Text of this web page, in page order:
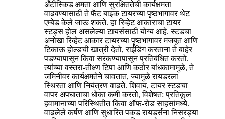
अँटीस्किड क्षमता आणि सुरक्षिततेची कार्यक्षमता
वाढवण्यासाठी ते फॅट बाइक टायरच्या पृष्ठभागावर थेट
एम्बेड केले जाऊ शकते. हा रिव्हेट आकाराचा टायर
स्टड्स होल असलेल्या टायर्ससाठी योग्य आहे. स्टडचा
अनोखा रिव्हेट आकार टायरच्या पृष्ठभागावर मजबूत आणि
टिकाऊ होल्डची खात्री देतो, राईडिंग करताना ते बाहेर
पडण्यापासून किंवा सरकण्यापासून प्रतिबंधित करतो.
त्यांच्या वस्तरा-तीक्ष्ण टिपा आणि कठोर बांधकामामुळे, ते
जमिनीवर कार्यक्षमतेने चावतात, ज्यामुळे रायडरला
स्थिरता आणि नियंत्रण वाढते. शिवाय, टायर स्टडचा
वापर अपघाताचा धोका कमी करतो, विशेषत: प्रतिकूल
हवामानाच्या परिस्थितीत किंवा ऑफ-रोड साहसांमध्ये.
वाढलेले कर्षण आणि सुधारित पकड रायडर्सना निसरड्या